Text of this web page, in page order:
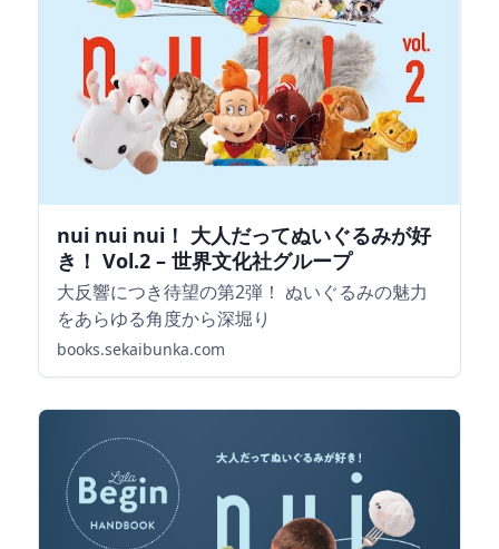
nui nui nui！ 大人だってぬいぐるみが好
き！ Vol.2 – 世界文化社グループ
大反響につき待望の第2弾！ ぬいぐるみの魅力
をあらゆる角度から深堀り
books.sekaibunka.com